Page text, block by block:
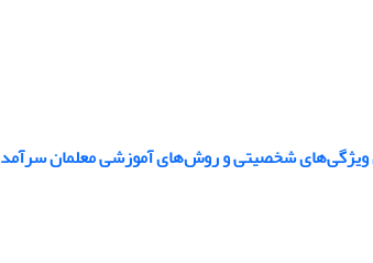
ویژگی‌های شخصیتی و روش‌های آموزشی معلمان سرآمد